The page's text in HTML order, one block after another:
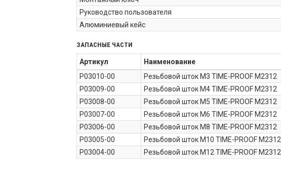
Руководство пользователя
Алюминиевый кейс
ЗАПАСНЫЕ ЧАСТИ
Артикул
Наименование
P03010-00
Резьбовой шток М3 TIME-PROOF M2312
P03009-00
Резьбовой шток М4 TIME-PROOF M2312
P03008-00
Резьбовой шток М5 TIME-PROOF M2312
P03007-00
Резьбовой шток М6 TIME-PROOF M2312
P03006-00
Резьбовой шток М8 TIME-PROOF M2312
P03005-00
Резьбовой шток М10 TIME-PROOF M2312
P03004-00
Резьбовой шток М12 TIME-PROOF M2312